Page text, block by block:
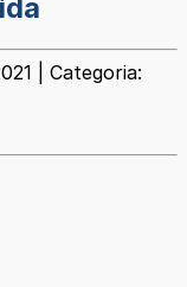
| Categoria: